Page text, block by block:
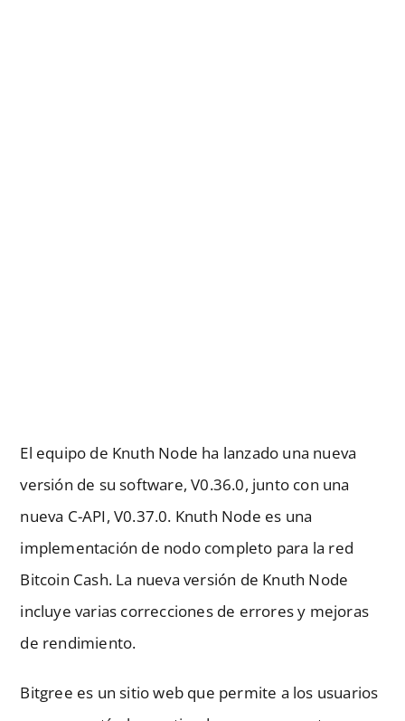
El equipo de Knuth Node ha lanzado una nueva
versión de su software, V0.36.0, junto con una
nueva C-API, V0.37.0. Knuth Node es una
implementación de nodo completo para la red
Bitcoin Cash. La nueva versión de Knuth Node
incluye varias correcciones de errores y mejoras
de rendimiento.
Bitgree es un sitio web que permite a los usuarios